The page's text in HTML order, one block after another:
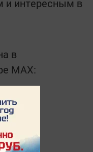
интересным в
в
MАХ: